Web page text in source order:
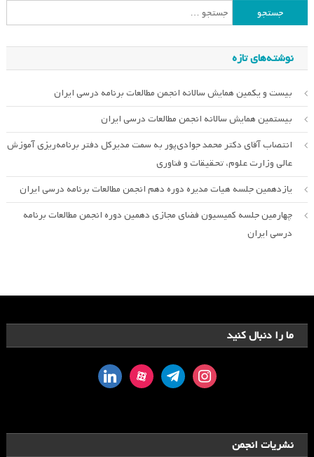
جستجو
برای:
نوشته‌های تازه
بیست و یکمین همایش سالانه انجمن مطالعات برنامه درسی ایران
بیستمین همایش سالانه انجمن مطالعات درسی ایران
انتصاب آقای دکتر محمد جوادی‌پور به سمت مدیرکل دفتر برنامه‌ریزی آموزش
عالی وزارت علوم، تحقیقات و فناوری
یازدهمین جلسه هیات مدیره دوره دهم انجمن مطالعات برنامه درسی ایران
چهارمین جلسه کمیسیون فضای مجازی دهمین دوره انجمن مطالعات برنامه
درسی ایران
ما را دنبال کنید
instagram
telegram
aparat
linkedin
نشریات انجمن